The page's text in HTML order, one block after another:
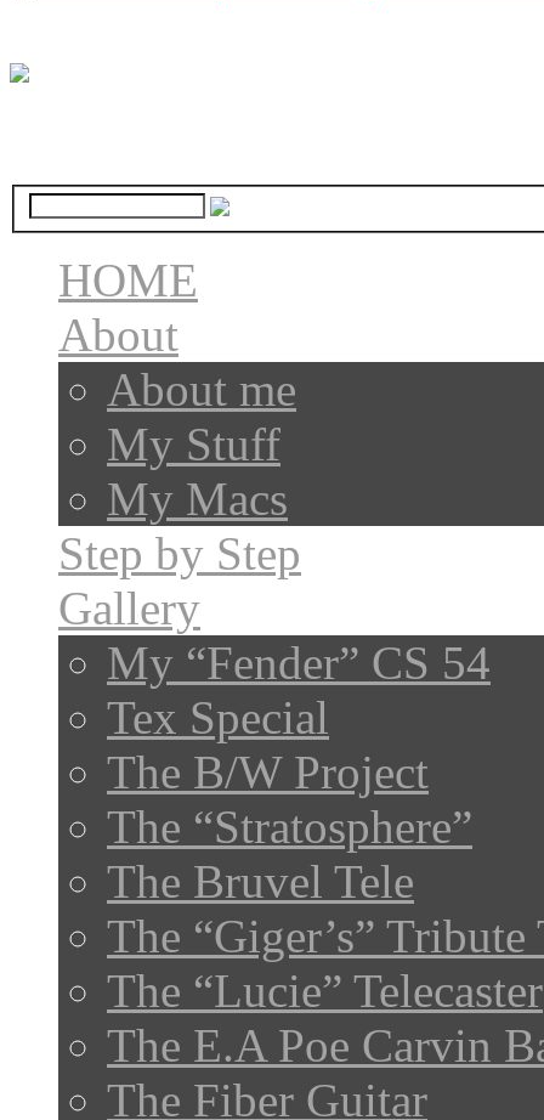
HOME
About
About me
My Stuff
My Macs
Step by Step
Gallery
My “Fender” CS 54
Tex Special
The B/W Project
The “Stratosphere”
The Bruvel Tele
The “Giger’s” Tribute
The “Lucie” Telecaster
The E.A Poe Carvin
The Fiber Guitar